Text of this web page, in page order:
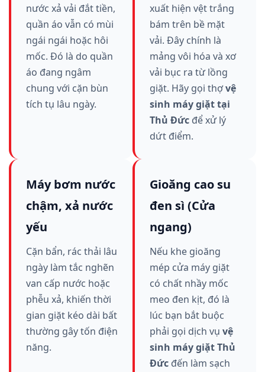
nước xả vải đắt tiền,
quần áo vẫn có mùi
ngái ngái hoặc hôi
mốc. Đó là do quần
áo đang ngâm
chung với cặn bùn
tích tụ lâu ngày.
xuất hiện vệt trắng
bám trên bề mặt
vải. Đây chính là
mảng vôi hóa và xơ
vải bục ra từ lồng
giặt. Hãy gọi thợvệ
sinh máy giặt tại
Thủ Đức để xử lý
dứt điểm.
Máy bơm nước
chậm, xả nước
yếu
Cặn bẩn, rác thải lâu
ngày làm tắc nghẽn
van cấp nước hoặc
phễu xả, khiến thời
gian giặt kéo dài bất
thường gây tốn điện
năng.
Gioăng cao su
đen sì (Cửa
ngang)
Nếu khe gioăng
mép cửa máy giặt
có chất nhầy mốc
meo đen kịt, đó là
lúc bạn bắt buộc
phải gọi dịch vụ vệ
sinh máy giặt Thủ
Đức đến làm sạch